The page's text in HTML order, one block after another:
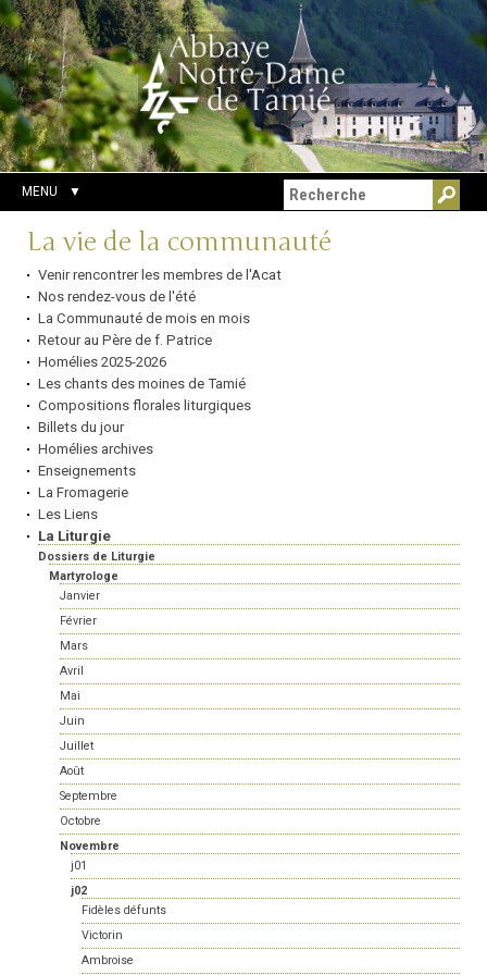
Aller
au
contenu.
|
Aller
à
la
navigation
Outils
personnels
Chercher par
Recherche
avancée…
MENU
Navigation
La vie de la communauté
Venir rencontrer les membres de l'Acat
Nos rendez-vous de l'été
La Communauté de mois en mois
Retour au Père de f. Patrice
Homélies 2025-2026
Les chants des moines de Tamié
Compositions florales liturgiques
Billets du jour
Homélies archives
Enseignements
La Fromagerie
Les Liens
La Liturgie
Dossiers de Liturgie
Martyrologe
Janvier
Février
Mars
Avril
Mai
Juin
Juillet
Août
Septembre
Octobre
Novembre
j01
j02
Fidèles défunts
Victorin
Ambroise